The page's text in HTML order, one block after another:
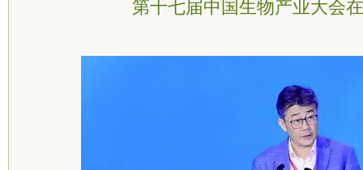
第十七届中国生物产业大会